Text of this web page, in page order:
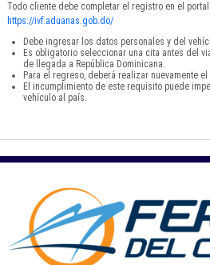
Todo cliente debe completar el registro en el
https://ivf.aduanas.gob.do/
Debe ingresar los datos personales y del
Es obligatorio seleccionar una cita antes del
de llegada a República Dominicana.
Para el regreso, deberá realizar nuevamente
El incumplimiento de este requisito puede
vehículo al país.